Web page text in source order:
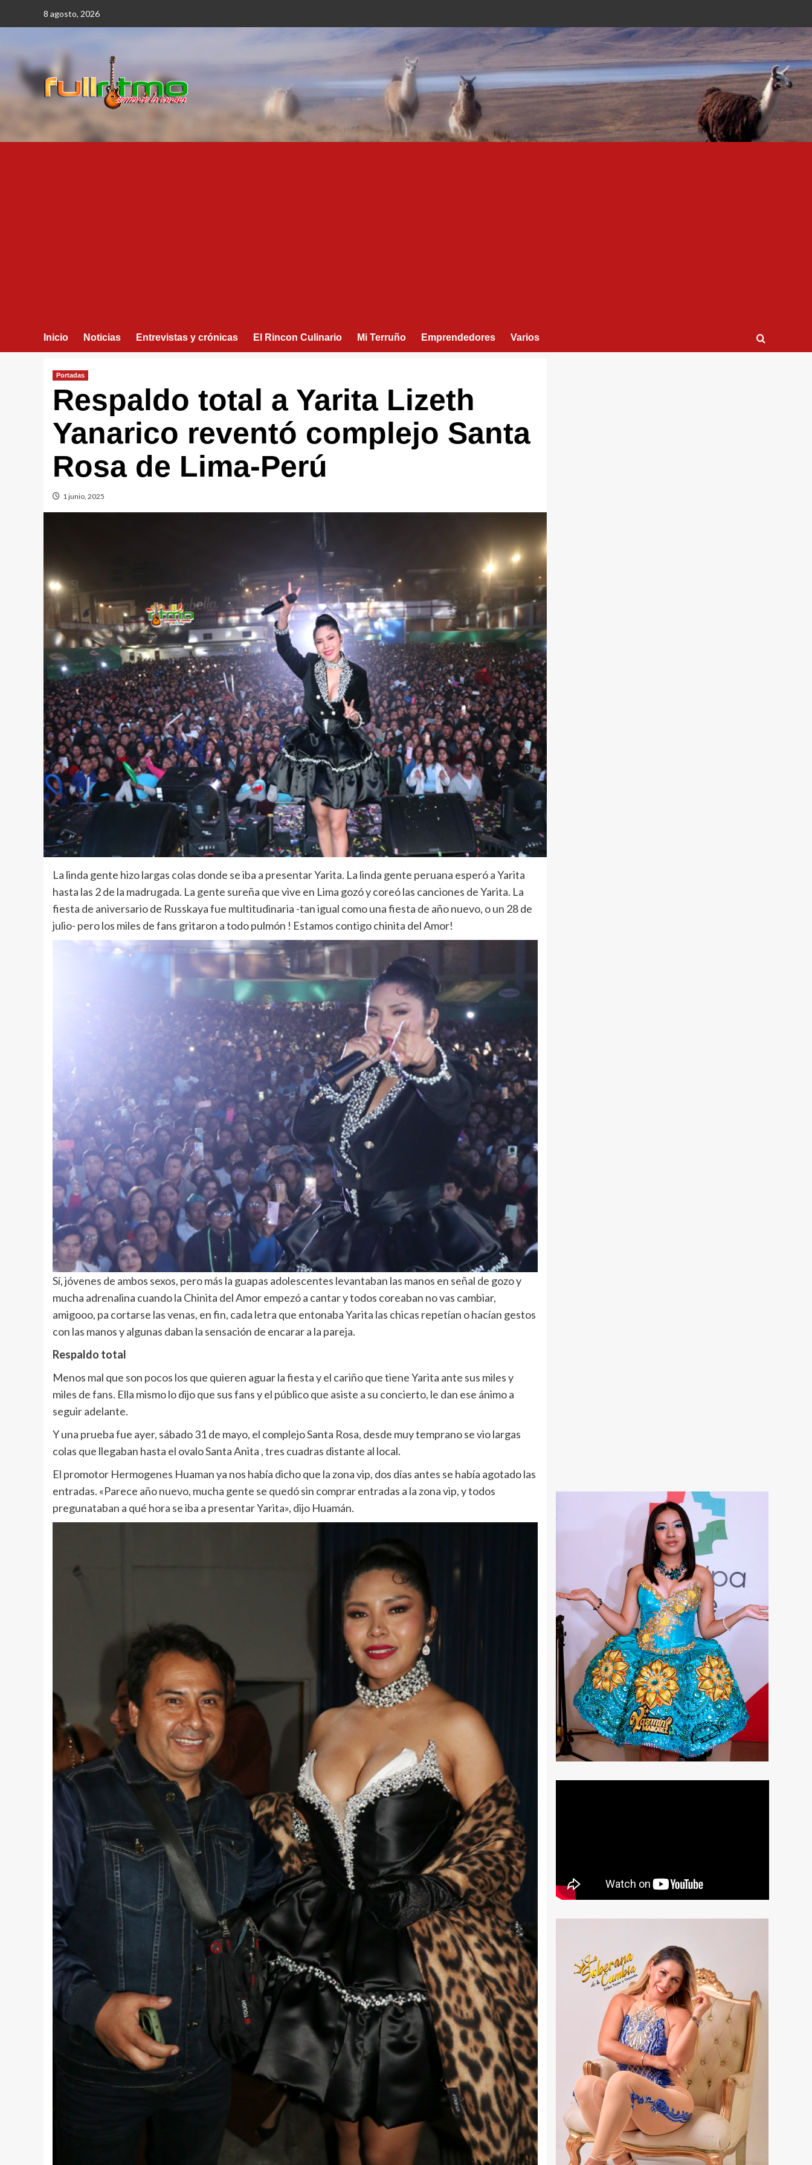
8 agosto, 2026
Inicio Noticias Entrevistas y crónicas El Rincon Culinario Mi Terruño Emprendedores Varios
Portadas
Respaldo total a Yarita Lizeth
Yanarico reventó complejo Santa
Rosa de Lima-Perú
1 junio, 2025
La linda gente hizo largas colas donde se iba a presentar Yarita. La linda gente peruana esperó a Yarita
hasta las 2 de la madrugada. La gente sureña que vive en Lima gozó y coreó las canciones de Yarita. La
fiesta de aniversario de Russkaya fue multitudinaria -tan igual como una fiesta de año nuevo, o un 28 de
julio- pero los miles de fans gritaron a todo pulmón ! Estamos contigo chinita del Amor!
Sí, jóvenes de ambos sexos, pero más la guapas adolescentes levantaban las manos en señal de gozo y
mucha adrenalina cuando la Chinita del Amor empezó a cantar y todos coreaban no vas cambiar,
amigooo, pa cortarse las venas, en fin, cada letra que entonaba Yarita las chicas repetían o hacían gestos
con las manos y algunas daban la sensación de encarar a la pareja.
Respaldo total
Menos mal que son pocos los que quieren aguar la fiesta y el cariño que tiene Yarita ante sus miles y
miles de fans. Ella mismo lo dijo que sus fans y el público que asiste a su concierto, le dan ese ánimo a
seguir adelante.
Y una prueba fue ayer, sábado 31 de mayo, el complejo Santa Rosa, desde muy temprano se vio largas
colas que llegaban hasta el ovalo Santa Anita , tres cuadras distante al local.
El promotor Hermogenes Huaman ya nos había dicho que la zona vip, dos días antes se había agotado las
entradas. «Parece año nuevo, mucha gente se quedó sin comprar entradas a la zona vip, y todos
pregunataban a qué hora se iba a presentar Yarita», dijo Huamán.